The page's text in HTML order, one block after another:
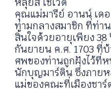
คุณแม่มารีย์ อานน์ เด
ท่ามกลางสมาชิก ที่ท่า
สิ้นใจด้วยอายุเพียง 38
กันยายน ค.ศ. 1703 ที่
ศพของท่านถูกฝังไว้ที่
นักบุญมาร์ติน ซึ่งภายห
แม่ของคณะที่เมืองชาร์